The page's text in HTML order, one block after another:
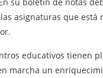
asignaturas que está
educativos tienen
marcha un